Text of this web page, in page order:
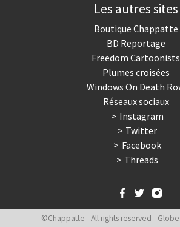
Les autres sites
Boutique Chappatte
BD Reportage
Freedom Cartoonists
Plumes croisées
Windows On Death
Réseaux sociaux
Instagram
Twitter
Facebook
Threads
©Chappatte - All rights reserved -